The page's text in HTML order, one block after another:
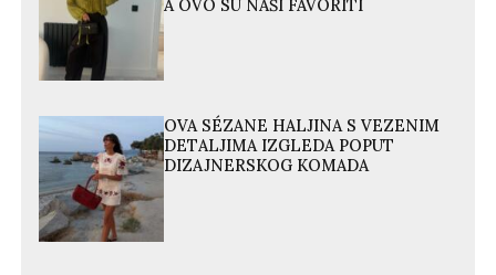
A OVO SU NAŠI FAVORITI
OVA SÉZANE HALJINA S VEZENIM
DETALJIMA IZGLEDA POPUT
DIZAJNERSKOG KOMADA